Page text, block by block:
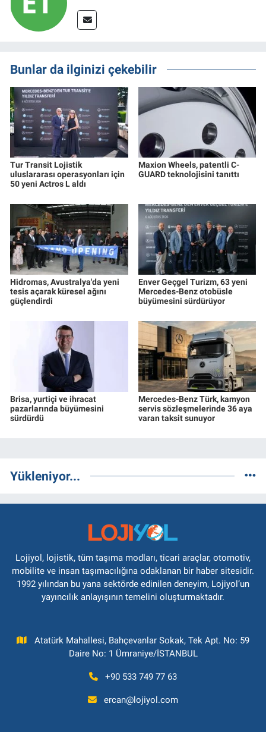
Bunlar da ilginizi çekebilir
Tur Transit Lojistik
uluslararası operasyonları için
50 yeni Actros L aldı
Maxion Wheels, patentli C-
GUARD teknolojisini tanıttı
Hidromas, Avustralya'da yeni
tesis açarak küresel ağını
güçlendirdi
Enver Geçgel Turizm, 63 yeni
Mercedes-Benz otobüsle
büyümesini sürdürüyor
Brisa, yurtiçi ve ihracat
pazarlarında büyümesini
sürdürdü
Mercedes-Benz Türk, kamyon
servis sözleşmelerinde 36 aya
varan taksit sunuyor
Yükleniyor...
Lojiyol, lojistik, tüm taşıma modları, ticari araçlar, otomotiv,
mobilite ve insan taşımacılığına odaklanan bir haber sitesidir.
1992 yılından bu yana sektörde edinilen deneyim, Lojiyol’un
yayıncılık anlayışının temelini oluşturmaktadır.
Atatürk Mahallesi, Bahçevanlar Sokak, Tek Apt. No: 59
Daire No: 1 Ümraniye/İSTANBUL
+90 533 749 77 63
ercan@lojiyol.com